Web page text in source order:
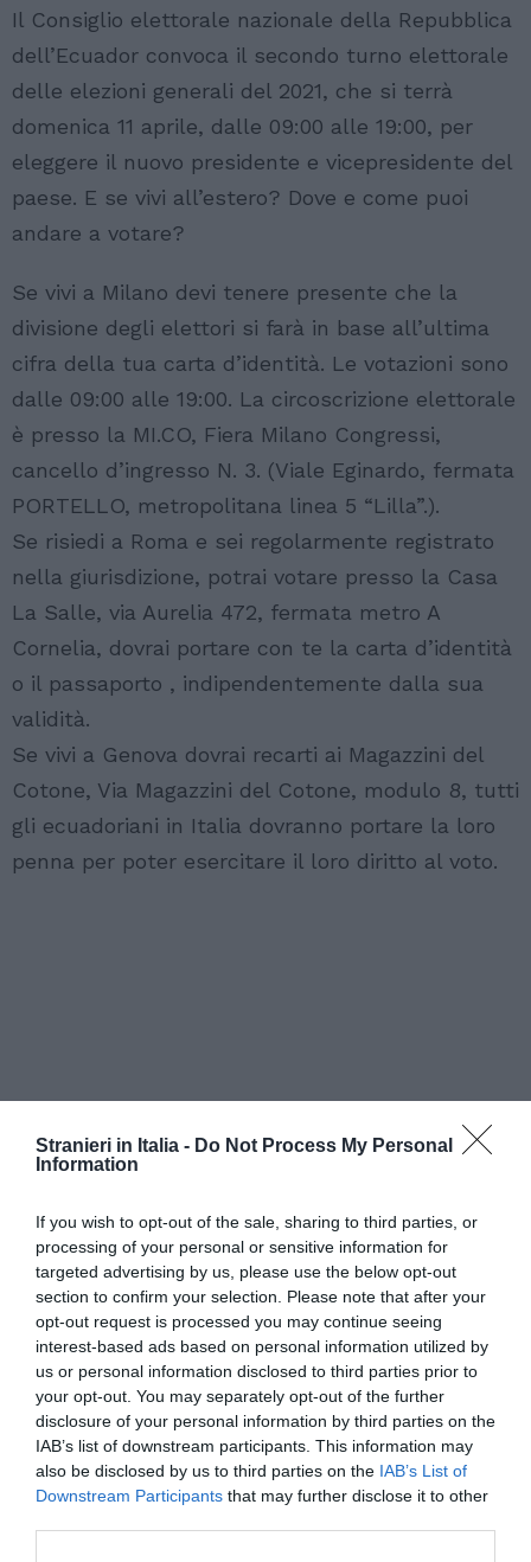
Stranieri in Italia - Do Not Process My Personal
Information
If you wish to opt-out of the sale, sharing to third parties, or
processing of your personal or sensitive information for
targeted advertising by us, please use the below opt-out
section to confirm your selection. Please note that after your
opt-out request is processed you may continue seeing
interest-based ads based on personal information utilized by
us or personal information disclosed to third parties prior to
your opt-out. You may separately opt-out of the further
disclosure of your personal information by third parties on the
IAB’s list of downstream participants. This information may
also be disclosed by us to third parties on the IAB’s List of
Downstream Participants that may further disclose it to other
Il Consiglio elettorale nazionale della Repubblica
dell’Ecuador convoca il secondo turno elettorale
delle elezioni generali del 2021, che si terrà
domenica 11 aprile, dalle 09:00 alle 19:00, per
eleggere il nuovo presidente e vicepresidente del
paese. E se vivi all’estero? Dove e come puoi
andare a votare?
Se vivi a Milano devi tenere presente che la
divisione degli elettori si farà in base all’ultima
cifra della tua carta d’identità. Le votazioni sono
dalle 09:00 alle 19:00. La circoscrizione elettorale
è presso la MI.CO, Fiera Milano Congressi,
cancello d’ingresso N. 3. (Viale Eginardo, fermata
PORTELLO, metropolitana linea 5 “Lilla”.).
Se risiedi a Roma e sei regolarmente registrato
nella giurisdizione, potrai votare presso la Casa
La Salle, via Aurelia 472, fermata metro A
Cornelia, dovrai portare con te la carta d’identità
o il passaporto , indipendentemente dalla sua
validità.
Se vivi a Genova dovrai recarti ai Magazzini del
Cotone, Via Magazzini del Cotone, modulo 8, tutti
gli ecuadoriani in Italia dovranno portare la loro
penna per poter esercitare il loro diritto al voto.
Misure di Sicurezza Covid-19
Per evitare i contagi, ricorda che devi indossare